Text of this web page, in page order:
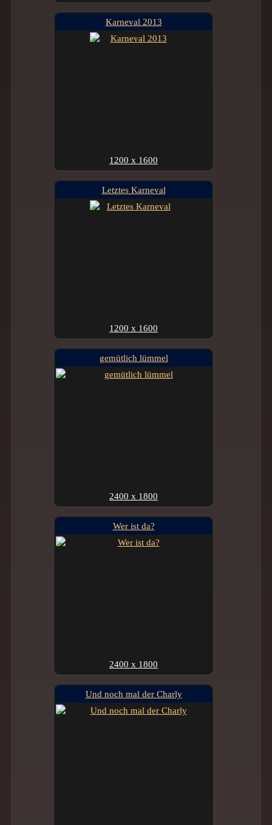
Karneval 2013
1200 x 1600
Letztes Karneval
1200 x 1600
gemütlich lümmel
2400 x 1800
Wer ist da?
2400 x 1800
Und noch mal der Charly